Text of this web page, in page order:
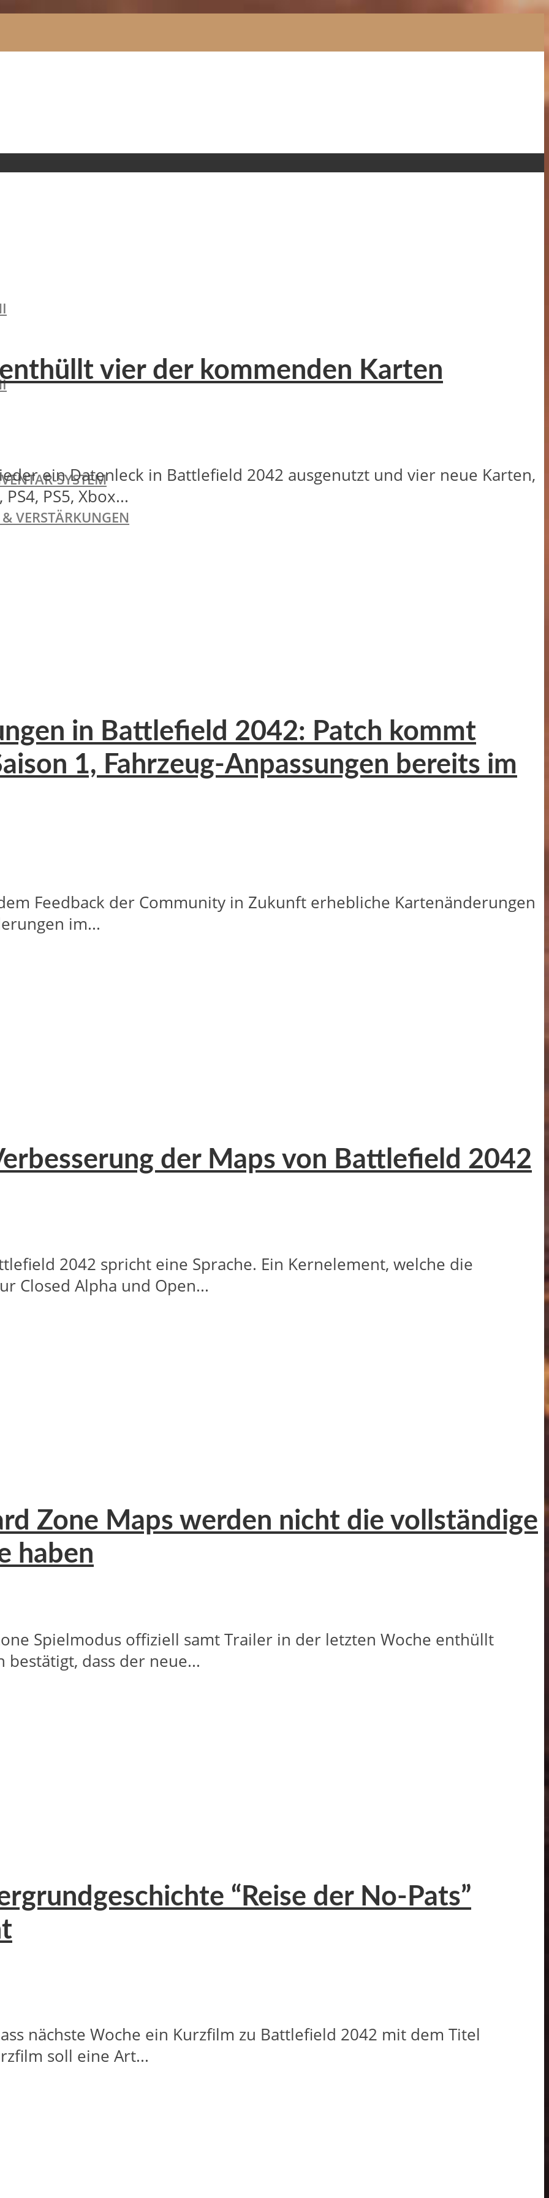
SYSTEM
VERSTÄRKUNGEN
vier der kommenden Karten
ein Datenleck in Battlefield 2042 ausgenutzt und vier neue Karten,
PS5, Xbox...
in Battlefield 2042: Patch kommt
1, Fahrzeug-Anpassungen bereits im
Feedback der Community in Zukunft erhebliche Kartenänderungen
im...
der Maps von Battlefield 2042
2042 spricht eine Sprache. Ein Kernelement, welche die
Closed Alpha und Open...
Zone Maps werden nicht die vollständige
haben
Spielmodus offiziell samt Trailer in der letzten Woche enthüllt
bestätigt, dass der neue...
“Reise der No-Pats”
nächste Woche ein Kurzfilm zu Battlefield 2042 mit dem Titel
soll eine Art...